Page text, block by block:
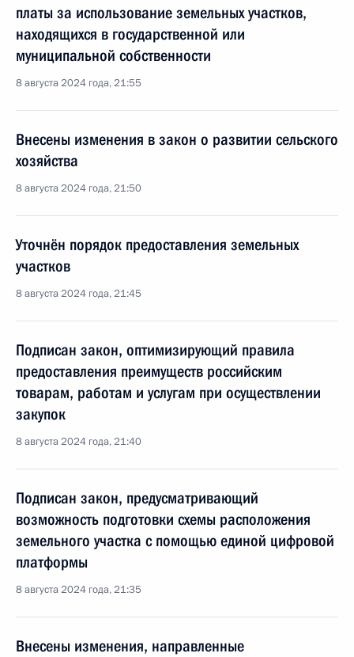
платы за использование земельных участков,
находящихся в государственной или
муниципальной собственности
8 августа 2024 года, 21:55
Внесены изменения в закон о развитии сельского
хозяйства
8 августа 2024 года, 21:50
Уточнён порядок предоставления земельных
участков
8 августа 2024 года, 21:45
Подписан закон, оптимизирующий правила
предоставления преимуществ российским
товарам, работам и услугам при осуществлении
закупок
8 августа 2024 года, 21:40
Подписан закон, предусматривающий
возможность подготовки схемы расположения
земельного участка с помощью единой цифровой
платформы
8 августа 2024 года, 21:35
Внесены изменения, направленные